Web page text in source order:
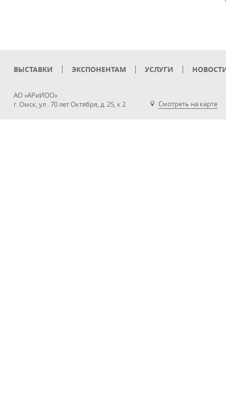
ВЫСТАВКИ ЭКСПОНЕНТАМ УСЛУГИ
АО «АРиИОО»
г. Омск, ул . 70 лет Октября, д. 25, к 2
Смотреть на карте